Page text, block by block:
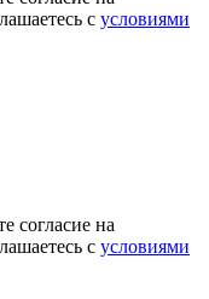
с условиями
согласие на
с условиями